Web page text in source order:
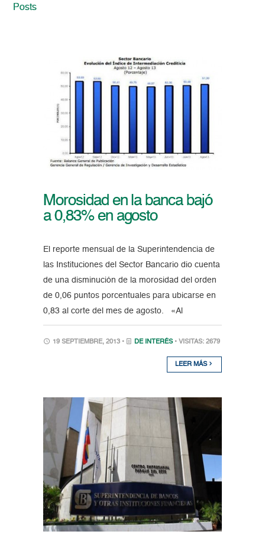
Posts
Morosidad en la banca bajó
a 0,83% en agosto
El reporte mensual de la Superintendencia de
las Instituciones del Sector Bancario dio cuenta
de una disminución de la morosidad del orden
de 0,06 puntos porcentuales para ubicarse en
0,83 al corte del mes de agosto. «Al
19 SEPTIEMBRE, 2013 • DE INTERÉS • VISITAS: 2679
LEER MÁS